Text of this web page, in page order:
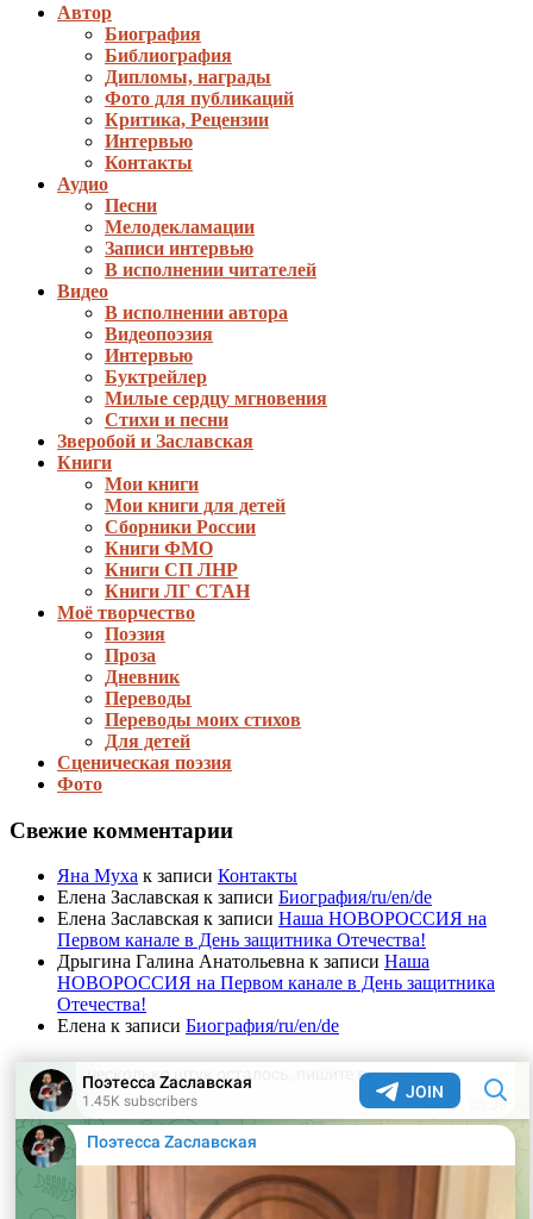
Автор
Биография
Библиография
Дипломы, награды
Фото для публикаций
Критика, Рецензии
Интервью
Контакты
Аудио
Песни
Мелодекламации
Записи интервью
В исполнении читателей
Видео
В исполнении автора
Видеопоэзия
Интервью
Буктрейлер
Милые сердцу мгновения
Стихи и песни
Зверобой и Заславская
Книги
Мои книги
Мои книги для детей
Сборники России
Книги ФМО
Книги СП ЛНР
Книги ЛГ СТАН
Моё творчество
Поэзия
Проза
Дневник
Переводы
Переводы моих стихов
Для детей
Сценическая поэзия
Фото
Свежие комментарии
Яна Муха к записи Контакты
Елена Заславская к записи Биография/ru/en/de
Елена Заславская к записи Наша НОВОРОССИЯ на
Первом канале в День защитника Отечества!
Дрыгина Галина Анатольевна к записи Наша
НОВОРОССИЯ на Первом канале в День защитника
Отечества!
Елена к записи Биография/ru/en/de